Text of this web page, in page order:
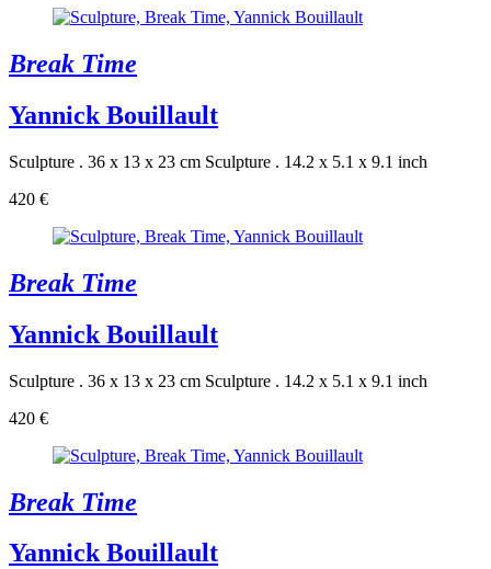
Break Time
Yannick Bouillault
Sculpture . 36 x 13 x 23 cm Sculpture . 14.2 x 5.1 x 9.1 inch
420 €
Break Time
Yannick Bouillault
Sculpture . 36 x 13 x 23 cm Sculpture . 14.2 x 5.1 x 9.1 inch
420 €
Break Time
Yannick Bouillault